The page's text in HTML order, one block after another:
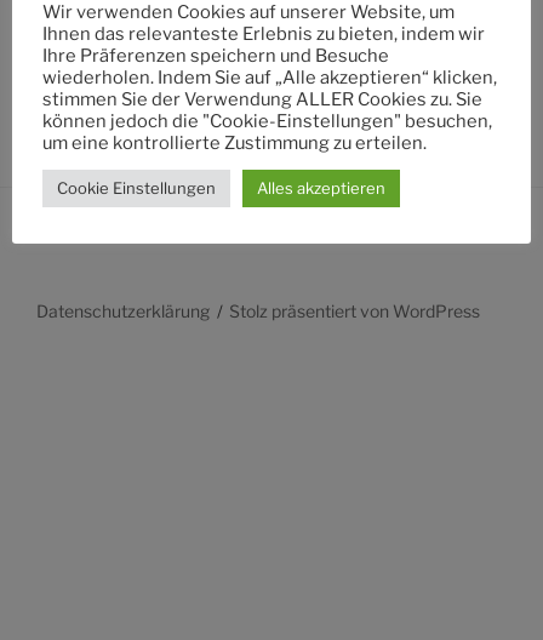
Suche
nach:
Datenschutzerklärung Stolz präsentiert von WordPress
Wir verwenden Cookies auf unserer Website, um
Ihnen das relevanteste Erlebnis zu bieten, indem wir
Ihre Präferenzen speichern und Besuche
wiederholen. Indem Sie auf „Alle akzeptieren“ klicken,
stimmen Sie der Verwendung ALLER Cookies zu. Sie
können jedoch die "Cookie-Einstellungen" besuchen,
um eine kontrollierte Zustimmung zu erteilen.
Cookie Einstellungen Alles akzeptieren